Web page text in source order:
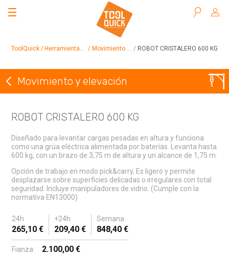
ToolQuick Herramientas en alquiler Movimiento y elevación ROBOT CRISTALERO 600 KG
Volver a Movimiento y elevación
Movimiento y elevación
ROBOT CRISTALERO 600 KG
Diseñado para levantar cargas pesadas en altura y funciona
como una grúa eléctrica alimentada por baterías. Levanta hasta
600 kg, con un brazo de 3,75 m de altura y un alcance de 1,75 m.
Opción de trabajo en modo pick&carry, Es ligero y permite
desplazarse sobre superficies delicadas o irregulares con total
seguridad. Incluye manipuladores de vidrio. (Cumple con la
normativa EN13000)
24h +24h Semana
265,10 € 209,40 € 848,40 €
Fianza: 2.100,00 €